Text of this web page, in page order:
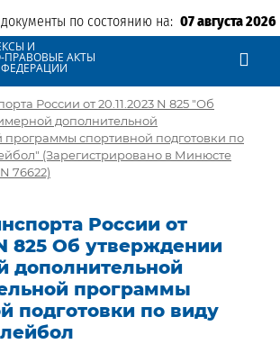
по состоянию на: 07 августа 2026
И
АКТЫ
России от 20.11.2023 N 825 "Об
дополнительной
программы спортивной подготовки по
(Зарегистрировано в Минюсте
76622)
России от
825 Об утверждении
дополнительной
программы
подготовки по виду